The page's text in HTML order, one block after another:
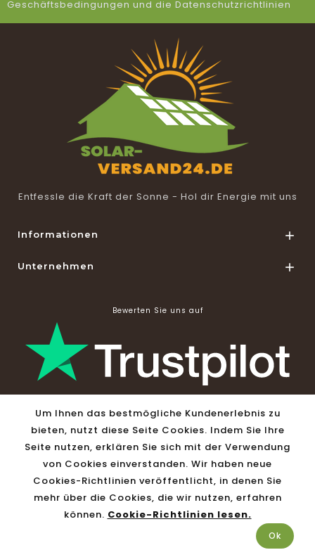
Geschäftsbedingungen und die Datenschutzrichtlinien
Entfessle die Kraft der Sonne - Hol dir Energie mit uns
Informationen 
Unternehmen 
Bewerten Sie uns auf
© 2026 - Solar-Versand24 by Vivago GmbH
Um Ihnen das bestmögliche Kundenerlebnis zu
bieten, nutzt diese Seite Cookies. Indem Sie Ihre
Seite nutzen, erklären Sie sich mit der Verwendung
von Cookies einverstanden. Wir haben neue
Cookies-Richtlinien veröffentlicht, in denen Sie
mehr über die Cookies, die wir nutzen, erfahren
können. Cookie-Richtlinien lesen.
Ok